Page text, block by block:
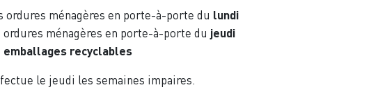
ménagères en porte-à-porte du lundi
ménagères en porte-à-porte du jeudi
emballages recyclables
le jeudi les semaines impaires.